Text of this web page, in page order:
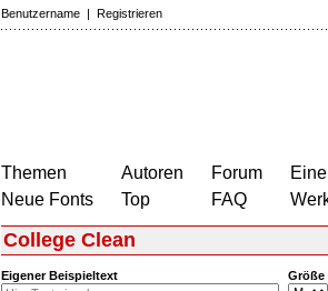
Benutzername | Registrieren
Themen
Neue Fonts
Autoren
Top
Forum
FAQ
College Clean
Eigener Beispieltext Größe